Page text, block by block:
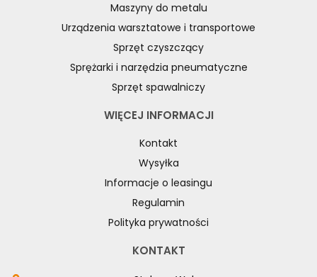
Maszyny do metalu
Urządzenia warsztatowe i transportowe
Sprzęt czyszczący
Sprężarki i narzędzia pneumatyczne
Sprzęt spawalniczy
WIĘCEJ INFORMACJI
Kontakt
Wysyłka
Informacje o leasingu
Regulamin
Polityka prywatności
KONTAKT